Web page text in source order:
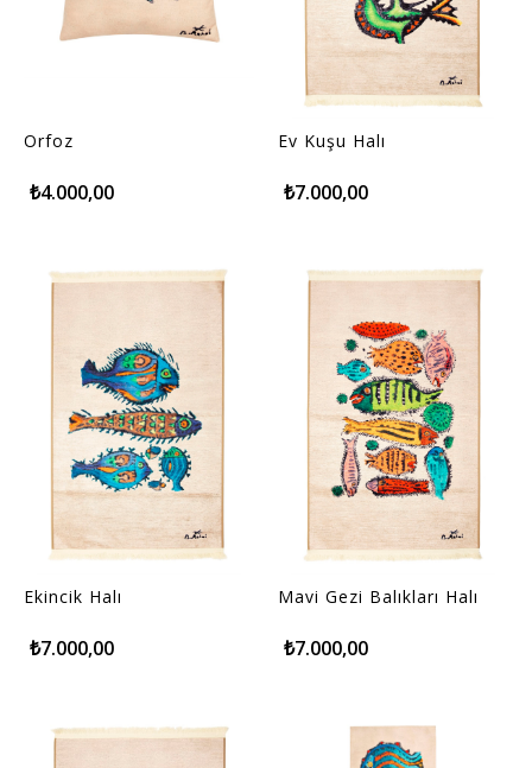
Orfoz
₺4.000,00
Ev Kuşu Halı
₺7.000,00
Ekincik Halı
₺7.000,00
Mavi Gezi Balıkları Halı
₺7.000,00